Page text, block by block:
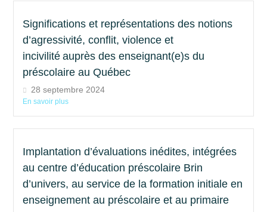
Significations et représentations des notions
d’agressivité, conflit, violence et
incivilité auprès des enseignant(e)s du
préscolaire au Québec
28 septembre 2024
En savoir plus
Implantation d’évaluations inédites, intégrées
au centre d’éducation préscolaire Brin
d’univers, au service de la formation initiale en
enseignement au préscolaire et au primaire